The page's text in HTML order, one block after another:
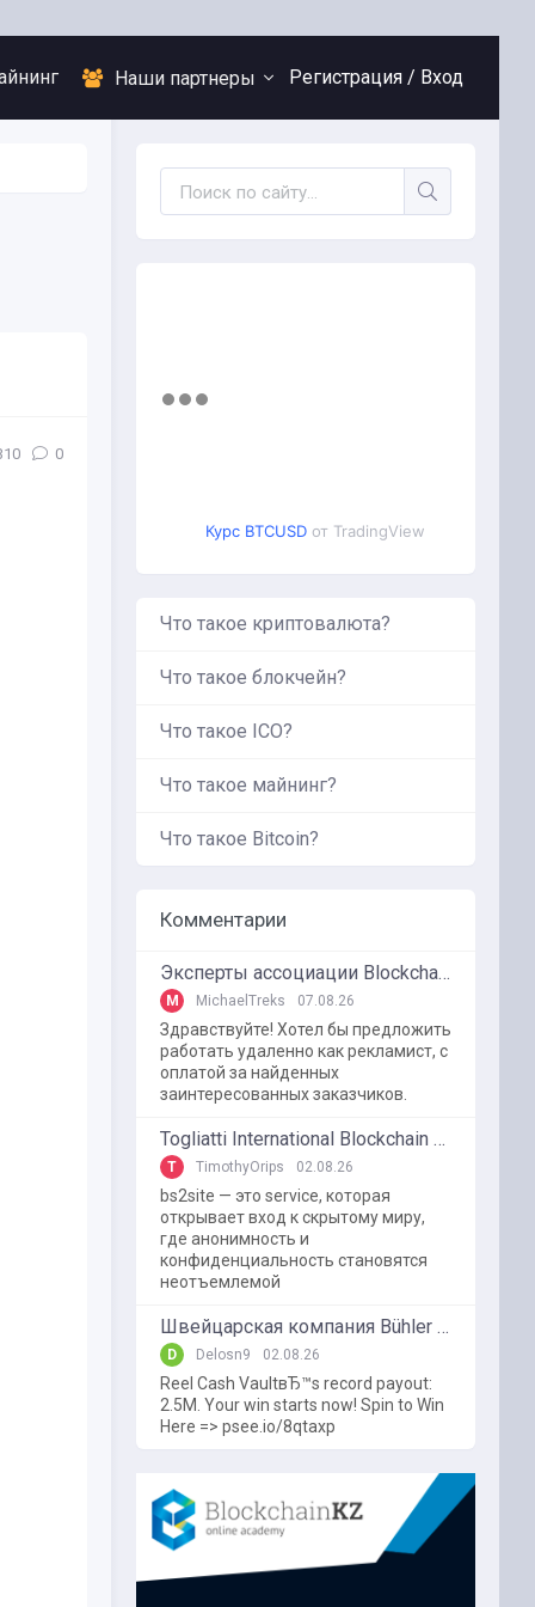
Наши партнеры Регистрация / Вход
0
Курс BTCUSD от TradingView
Что такое криптовалюта?
Что такое блокчейн?
Что такое ICO?
Что такое майнинг?
Что такое Bitcoin?
Комментарии
Эксперты ассоциации BlockchainKZ были приглашенный в г. Туркестан на межрегиональный форум "Финансовая безопастность в эпоху цифровизации и ИИ"
M MichaelTreks 07.08.26
Здравствуйте! Хотел бы предложить
работать удаленно как рекламист, с
оплатой за найденных
заинтересованных заказчиков.
Togliatti International Blockchain Forum
T TimothyOrips 02.08.26
bs2site — это service, которая
открывает вход к скрытому миру,
где анонимность и
конфиденциальность становятся
неотъемлемой
Швейцарская компания Bühler использует блокчейн в пищевой промышленности
D Delosn9 02.08.26
Reel Cash VaultвЂ™s record payout:
2.5M. Your win starts now! Spin to Win
Here => psee.io/8qtaxp